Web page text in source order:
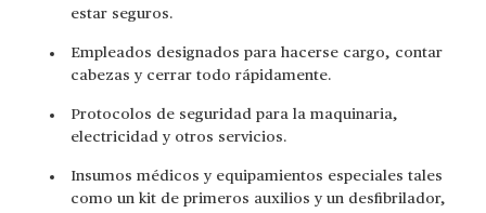
estar seguros.
Empleados designados para hacerse cargo, contar
cabezas y cerrar todo rápidamente.
Protocolos de seguridad para la maquinaria,
electricidad y otros servicios.
Insumos médicos y equipamientos especiales tales
como un kit de primeros auxilios y un desfibrilador,